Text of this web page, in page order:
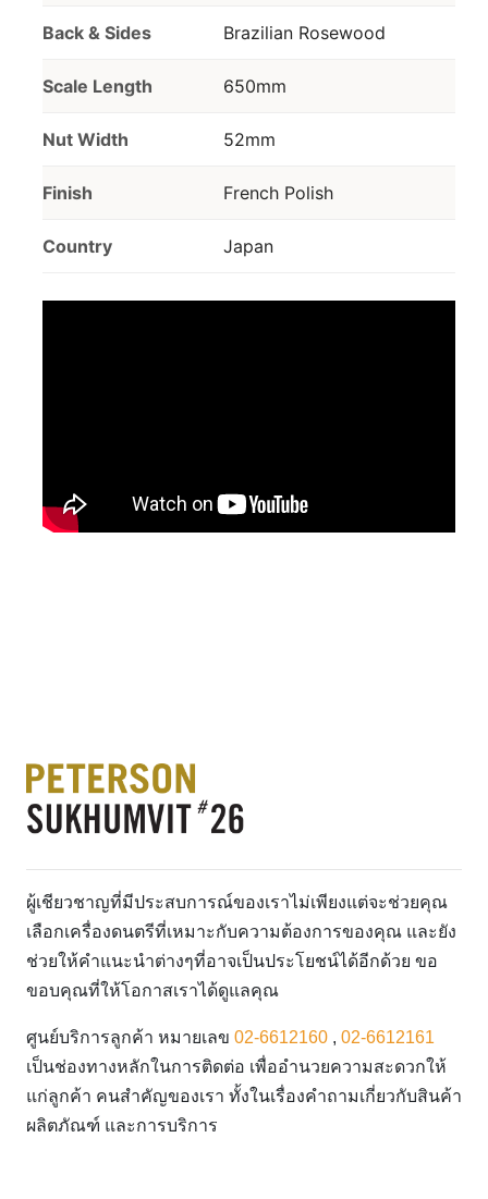
Back & Sides Brazilian Rosewood
Scale Length 650mm
Nut Width 52mm
Finish French Polish
Country Japan
ผู้เชียวชาญที่มีประสบการณ์ของเราไม่เพียงแต่จะช่วยคุณ
เลือกเครื่องดนตรีที่เหมาะกับความต้องการของคุณ และยัง
ช่วยให้คำแนะนำต่างๆที่อาจเป็นประโยชน์ได้อีกด้วย ขอ
ขอบคุณที่ให้โอกาสเราได้ดูแลคุณ
ศูนย์บริการลูกค้า หมายเลข 02-6612160 , 02-6612161
เป็นช่องทางหลักในการติดต่อ เพื่ออำนวยความสะดวกให้
แก่ลูกค้า คนสำคัญของเรา ทั้งในเรื่องคำถามเกี่ยวกับสินค้า
ผลิตภัณฑ์ และการบริการ